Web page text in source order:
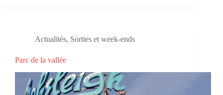
Actualités, Sorties et week-ends
Parc de la vallée